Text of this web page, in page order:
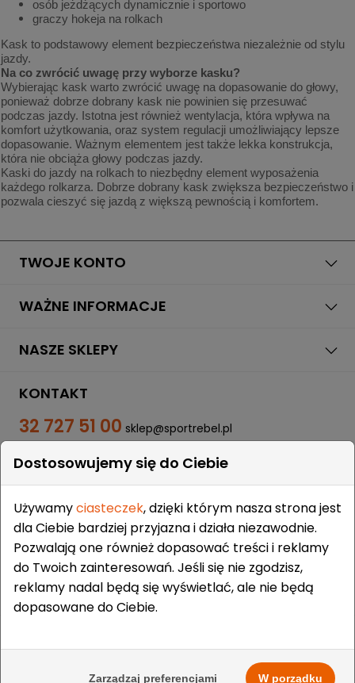
osób jeżdżących dynamicznie i sportowo
graczy hokeja na rolkach
Kask to podstawowy element bezpieczeństwa niezależnie od stylu
jazdy.
Na co zwrócić uwagę przy wyborze kasku?
Wybierając kask warto zwrócić uwagę na dopasowanie do głowy,
ponieważ dobrze dobrany kask nie powinien się przesuwać
podczas jazdy. Istotna jest również wentylacja, która wpływa na
komfort użytkowania, oraz system regulacji umożliwiający lepsze
dopasowanie. Ważnym elementem jest także lekka konstrukcja,
która nie obciąża głowy podczas jazdy.
Kaski do jazdy na rolkach to niezbędny element wyposażenia
każdego rolkarza. Dobrze dobrany kask zwiększa bezpieczeństwo i
pozwala cieszyć się jazdą z większą pewnością i komfortem.
TWOJE KONTO
WAŻNE INFORMACJE
NASZE SKLEPY
KONTAKT
32 727 51 00 sklep@sportrebel.pl
ZAUFALI NAM:
grodzicki.pl&Medokin&
Dostosowujemy się do Ciebie
Używamyciasteczek, dzięki którym nasza strona jest
dla Ciebie bardziej przyjazna i działa niezawodnie.
Pozwalają one również dopasować treści i reklamy
do Twoich zainteresowań. Jeśli się nie zgodzisz,
reklamy nadal będą się wyświetlać, ale nie będą
dopasowane do Ciebie.
Zarządzaj preferencjami W porządku